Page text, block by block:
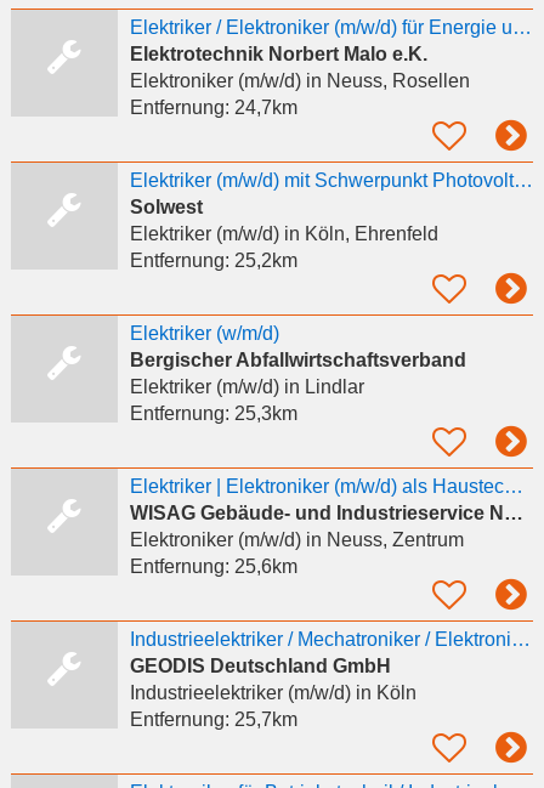
Elektriker / Elektroniker (m/w/d) für Energie und Gebäudetechnik
Elektrotechnik Norbert Malo e.K.
Elektroniker (m/w/d)in Neuss, Rosellen
Entfernung: 24,7km
Elektriker (m/w/d) mit Schwerpunkt Photovoltaik
Solwest
Elektriker (m/w/d)in Köln, Ehrenfeld
Entfernung: 25,2km
Elektriker (w/m/d)
Bergischer Abfallwirtschaftsverband
Elektriker (m/w/d)in Lindlar
Entfernung: 25,3km
Elektriker | Elektroniker (m/w/d) als Haustechniker | Facility-Management
WISAG Gebäude- und Industrieservice Nord-West GmbH & Co. KG
Elektroniker (m/w/d)in Neuss, Zentrum
Entfernung: 25,6km
Industrieelektriker / Mechatroniker / Elektroniker als Instandhalter m/w/d
GEODIS Deutschland GmbH
Industrieelektriker (m/w/d)in Köln
Entfernung: 25,7km